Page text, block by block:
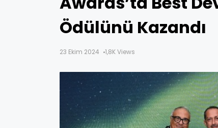
Ödülünü Kazandı
23 Ekim 2024 1,8K Views